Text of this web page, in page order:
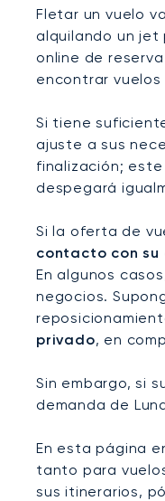
Fletar un vuelo
alquilando un jet
online de
encontrar
Si tiene
ajuste a sus
finalización;
despegará
Si la oferta de
contacto con
En algunos
negocios.
privado, en
Sin embargo, si
demanda de
En esta página
tanto para
sus itinerarios,